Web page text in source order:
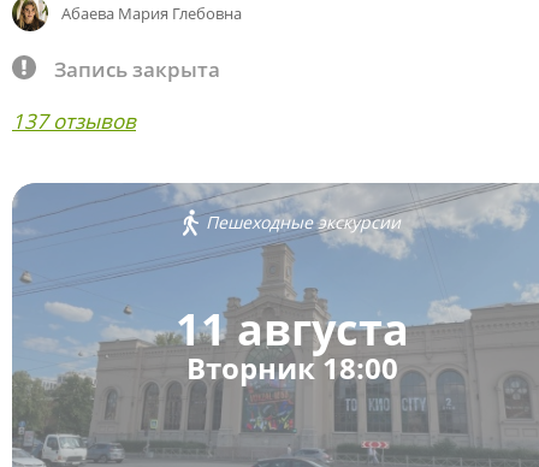
Абаева Мария Глебовна
Запись закрыта
137 отзывов
Пешеходные экскурсии
11 августа
Вторник 18:00